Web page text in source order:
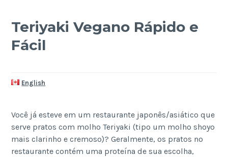
Teriyaki Vegano Rápido e
Fácil
English
Você já esteve em um restaurante japonês/asiático que
serve pratos com molho Teriyaki (tipo um molho shoyo
mais clarinho e cremoso)? Geralmente, os pratos no
restaurante contém uma proteína de sua escolha,